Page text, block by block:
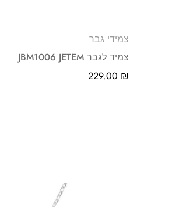
צמידי גבר
צמיד לגבר JBM1006 JETEM
229.00 ₪